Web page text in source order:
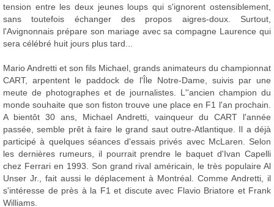
tension entre les deux jeunes loups qui s'ignorent ostensiblement,
sans toutefois échanger des propos aigres-doux. Surtout,
l'Avignonnais prépare son mariage avec sa compagne Laurence qui
sera célébré huit jours plus tard...
Mario Andretti et son fils Michael, grands animateurs du championnat
CART, arpentent le paddock de l'Île Notre-Dame, suivis par une
meute de photographes et de journalistes. L''ancien champion du
monde souhaite que son fiston trouve une place en F1 l'an prochain.
A bientôt 30 ans, Michael Andretti, vainqueur du CART l'année
passée, semble prêt à faire le grand saut outre-Atlantique. Il a déjà
participé à quelques séances d'essais privés avec McLaren. Selon
les dernières rumeurs, il pourrait prendre le baquet d'Ivan Capelli
chez Ferrari en 1993. Son grand rival américain, le très populaire Al
Unser Jr., fait aussi le déplacement à Montréal. Comme Andretti, il
s'intéresse de près à la F1 et discute avec Flavio Briatore et Frank
Williams.